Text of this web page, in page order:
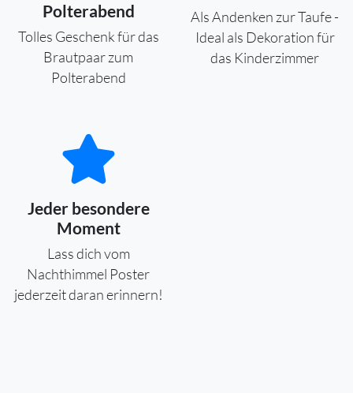
Polterabend
Tolles Geschenk für das
Brautpaar zum
Polterabend
Als Andenken zur Taufe -
Ideal als Dekoration für
das Kinderzimmer
Jeder besondere
Moment
Lass dich vom
Nachthimmel Poster
jederzeit daran erinnern!